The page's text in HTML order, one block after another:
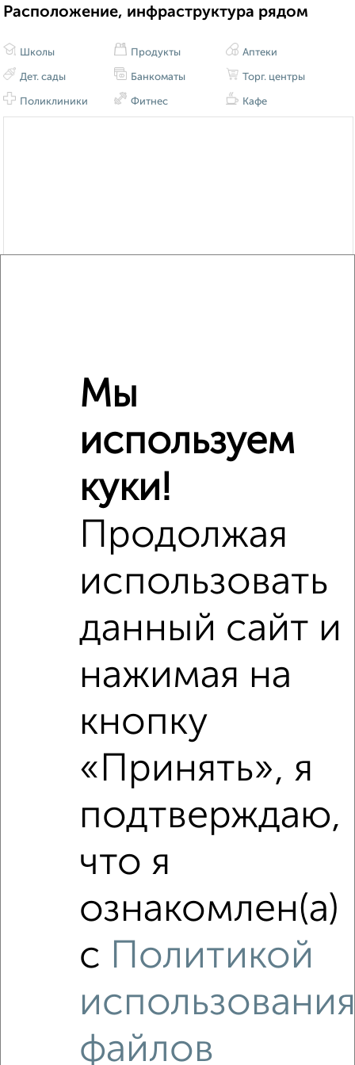
Расположение, инфраструктура рядом
Школы
Дет. сады
Поликлиники
Продукты
Банкоматы
Фитнес
Аптеки
Торг. центры
Кафе
Сравнение средних цен
2‑комнатные квартиры с похожей площадью ±10%
3 800 000
4 420 000 ₽
Средняя цена район
Это предложение
2‑комнатные квартиры недалеко от Сиреневый проезд 30
Мы
используем
куки!
Продолжая
использовать
данный сайт и
нажимая на
кнопку
«Принять», я
подтверждаю,
что я
ознакомлен(а)
с Политикой
использования
файлов